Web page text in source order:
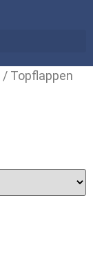
/ Topflappen